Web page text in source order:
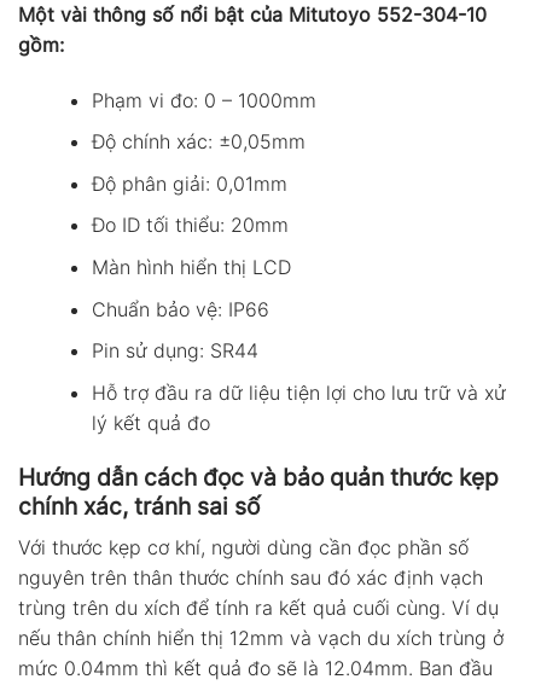
Một vài thông số nổi bật của Mitutoyo 552-304-10
gồm:
Phạm vi đo: 0 – 1000mm
Độ chính xác: ±0,05mm
Độ phân giải: 0,01mm
Đo ID tối thiểu: 20mm
Màn hình hiển thị LCD
Chuẩn bảo vệ: IP66
Pin sử dụng: SR44
Hỗ trợ đầu ra dữ liệu tiện lợi cho lưu trữ và xử
lý kết quả đo
Hướng dẫn cách đọc và bảo quản thước kẹp
chính xác, tránh sai số
Với thước kẹp cơ khí, người dùng cần đọc phần số
nguyên trên thân thước chính sau đó xác định vạch
trùng trên du xích để tính ra kết quả cuối cùng. Ví dụ
nếu thân chính hiển thị 12mm và vạch du xích trùng ở
mức 0.04mm thì kết quả đo sẽ là 12.04mm. Ban đầu